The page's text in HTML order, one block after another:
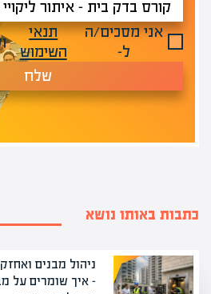
אני מסכים/ה
ל-
תנאי
השימוש
שלח
כתבות באותו נושא
ניהול מבנים
– איך שומרים על